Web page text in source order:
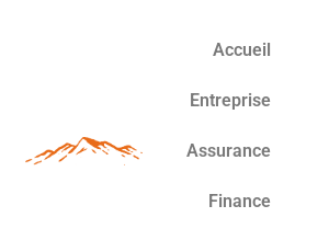
Accueil
Entreprise
Assurance
Finance